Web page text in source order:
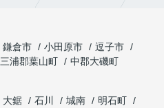
鎌倉市 小田原市
逗子市
三浦郡葉山町
中郡大磯町
大鋸 石川 城南
明石町